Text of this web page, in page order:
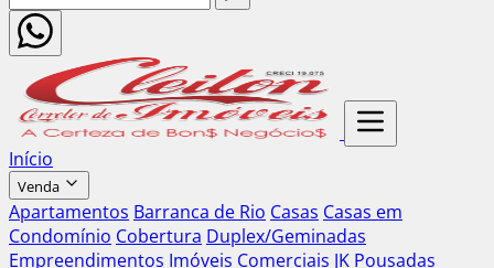
Início
Venda
Apartamentos Barranca de Rio Casas Casas em
Condomínio Cobertura Duplex/Geminadas
Empreendimentos Imóveis Comerciais JK Pousadas